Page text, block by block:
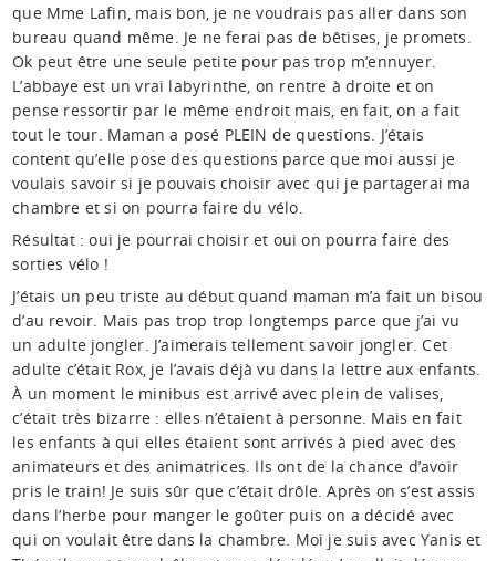
que Mme Lafin, mais bon, je ne voudrais pas aller dans son
bureau quand même. Je ne ferai pas de bêtises, je promets.
Ok peut être une seule petite pour pas trop m’ennuyer.
L’abbaye est un vrai labyrinthe, on rentre à droite et on
pense ressortir par le même endroit mais, en fait, on a fait
tout le tour. Maman a posé PLEIN de questions. J’étais
content qu’elle pose des questions parce que moi aussi je
voulais savoir si je pouvais choisir avec qui je partagerai ma
chambre et si on pourra faire du vélo.
Résultat : oui je pourrai choisir et oui on pourra faire des
sorties vélo !
J’étais un peu triste au début quand maman m’a fait un bisou
d’au revoir. Mais pas trop trop longtemps parce que j’ai vu
un adulte jongler. J’aimerais tellement savoir jongler. Cet
adulte c’était Rox, je l’avais déjà vu dans la lettre aux enfants.
À un moment le minibus est arrivé avec plein de valises,
c’était très bizarre : elles n’étaient à personne. Mais en fait
les enfants à qui elles étaient sont arrivés à pied avec des
animateurs et des animatrices. Ils ont de la chance d’avoir
pris le train! Je suis sûr que c’était drôle. Après on s’est assis
dans l’herbe pour manger le goûter puis on a décidé avec
qui on voulait être dans la chambre. Moi je suis avec Yanis et